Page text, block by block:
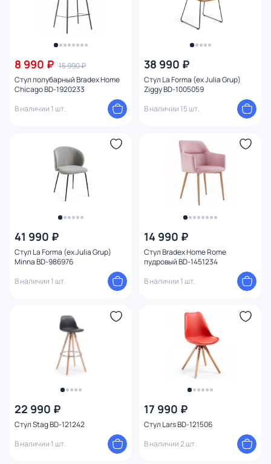
8 990 ₽ 15 990 ₽
Стул полубарный Bradex Home
Chicago BD-1920233
В наличии 1 шт.
38 990 ₽
Стул La Forma (ex Julia Grup)
Ziggy BD-1005059
В наличии 15 шт.
41 990 ₽
Стул La Forma (ex Julia Grup)
Minna BD-986976
В наличии 1 шт.
14 990 ₽
Стул Bradex Home Rome
пудровый BD-1451234
В наличии 1 шт.
22 990 ₽
Стул Stag BD-121242
В наличии 1 шт.
17 990 ₽
Стул Lars BD-121506
В наличии 2 шт.